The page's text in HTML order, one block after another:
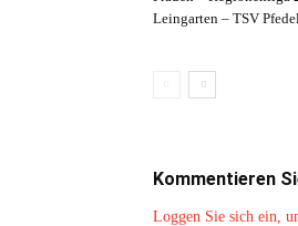
Leingarten – TSV
Kommentieren
Loggen Sie sich ein,